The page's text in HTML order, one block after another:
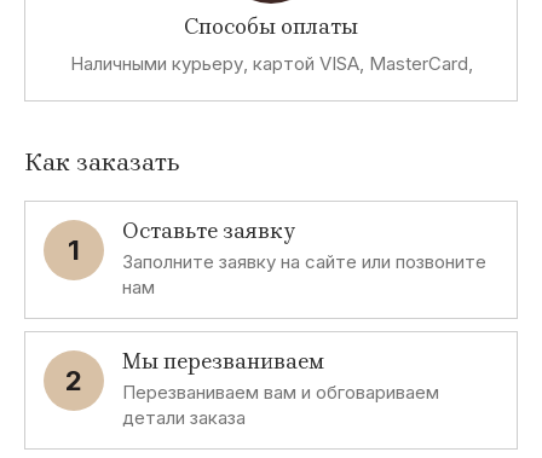
Способы оплаты
Наличными курьеру, картой VISA, MasterCard,
Как заказать
1
Оставьте заявку
Заполните заявку на сайте или позвоните
нам
2
Мы перезваниваем
Перезваниваем вам и обговариваем
детали заказа